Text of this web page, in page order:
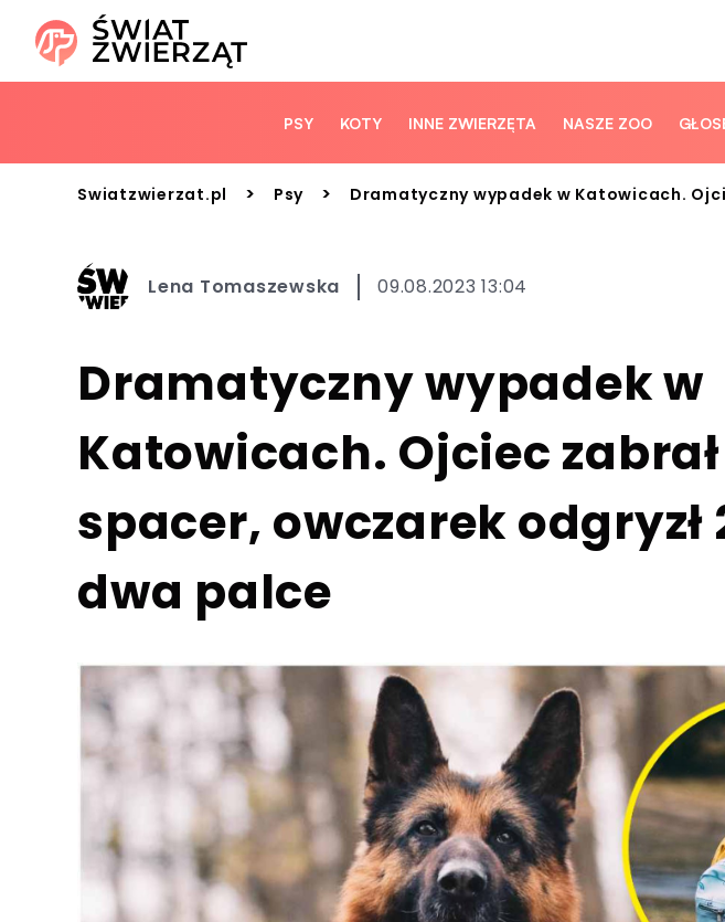
PSY KOTY INNE ZWIERZĘTA NASZE ZOO
Swiatzwierzat.pl > Psy > Dramatyczny wypadek w Katowicach.
Lena Tomaszewska 09.08.2023 13:04
Dramatyczny wypadek w
Katowicach. Ojciec
spacer, owczarek
dwa palce